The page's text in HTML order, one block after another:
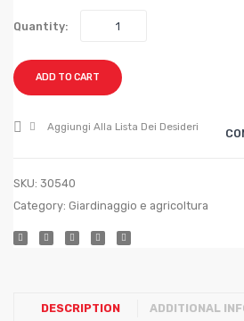
Quantity:
ADD TO CART
Aggiungi Alla Lista Dei Desideri
SKU: 30540
Category: Giardinaggio e agricoltura
DESCRIPTION ADDITIONAL